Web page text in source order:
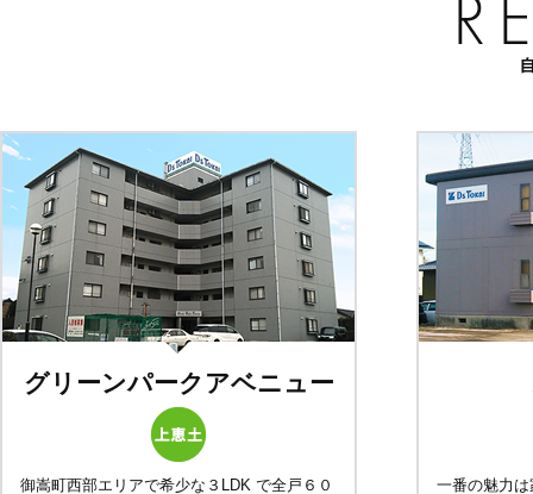
グリーンパークアベニュー
御嵩町西部エリアで希少な３LDK で全戸６０
一番の魅力